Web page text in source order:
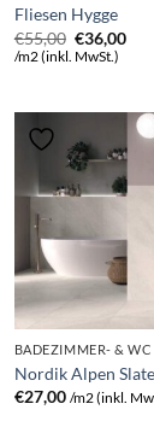
Fliesen Hygge
€55,00
Preis
€36,00
/m2 (inkl. MwSt.)
BADEZIMMER- & WC
Nordik Alpen
€27,00 /m2 (inkl.